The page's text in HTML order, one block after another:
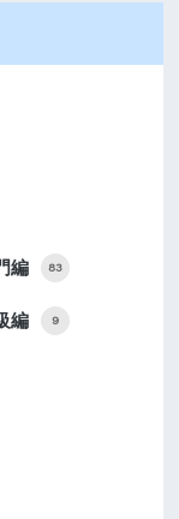
編 83
編 9